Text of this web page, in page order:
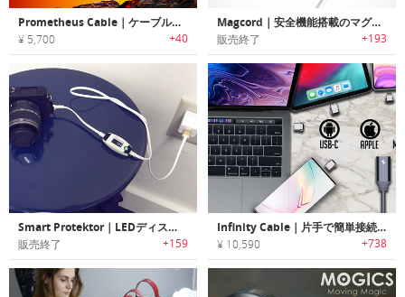
Prometheus Cable｜ケーブル以上の存在。ライターとポケットナイフを備えた多機能充電ケーブル
¥ 5,700 +40
Magcord｜安全機能搭載のマグネットアタッチ式高速充電ケーブル「マグコード」
販売終了 +193
Smart Protektor｜LEDディスプレイ付きで安全に高速充電/データ転送が行えるオールインワンケーブル「スマートプロテクター」
販売終了 +159
Infinity Cable｜片手で簡単接続できるユニバーサルマグネットケーブル「インフィニティケーブル」
¥ 10,590 +738